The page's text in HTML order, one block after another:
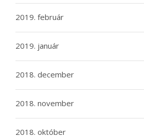
2019. február
2019. január
2018. december
2018. november
2018. október